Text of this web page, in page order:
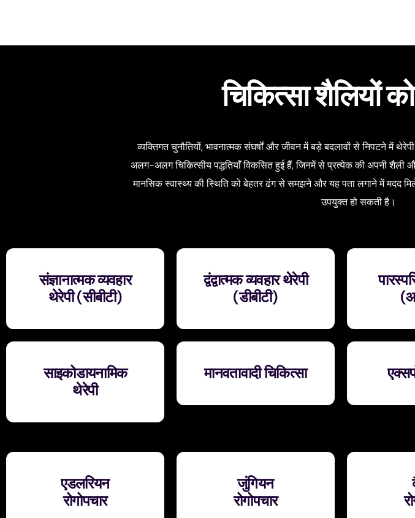
चिकित्सा शैलियों
व्यक्तिगत चुनौतियों, भावनात्मक संघर्षों और जीवन में बड़े बदलावों से निपटने में
अलग-अलग चिकित्सीय पद्धतियाँ विकसित हुई हैं, जिनमें से प्रत्येक की अपनी शैली
मानसिक स्वास्थ्य की स्थिति को बेहतर ढंग से समझने और यह पता लगाने में मदद
उपयुक्त हो सकती है।
संज्ञानात्मक व्यवहार
थेरेपी (सीबीटी)
साइकोडायनामिक
थेरेपी
द्वंद्वात्मक व्यवहार थेरेपी
(डीबीटी)
मानवतावादी चिकित्सा
एडलरियन
रोगोपचार
जुंगियन
रोगोपचार